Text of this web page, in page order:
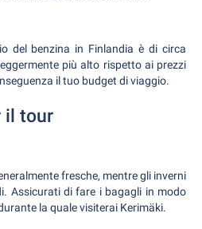
del benzina in Finlandia è di circa
più alto rispetto ai prezzi
il tuo budget di viaggio.
il tour
fresche, mentre gli inverni
Assicurati di fare i bagagli in modo
la quale visiterai Kerimäki.